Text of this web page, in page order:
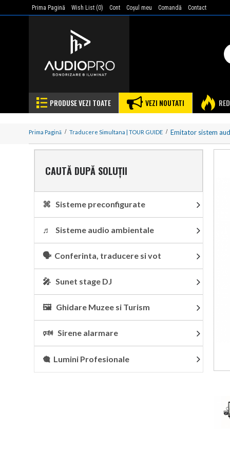
Prima Pagină Wish List (0) Cont Coşul meu Comandă Contact
PRODUSE VEZI TOATE VEZI NOUTATI
Prima Pagină Traducere Simultana | TOUR GUIDE Emitator sistem
CAUTĂ DUPĂ SOLUȚII
⌘ Sisteme preconfigurate
♬ Sisteme audio ambientale
🗣 Conferinta, traducere si vot
🎤 Sunet stage DJ
🖼 Ghidare Muzee si Turism
🕬 Sirene alarmare
🎕 Lumini Profesionale